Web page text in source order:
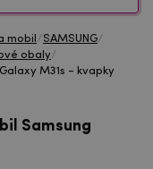
mobil /SAMSUNG/
obaly/
M31s - kvapky
Samsung